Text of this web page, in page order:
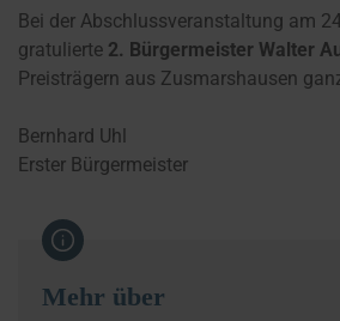
Bei der Abschlussveranstaltung am
gratulierte 2. Bürgermeister Walter
Preisträgern aus Zusmarshausen
Bernhard Uhl
Erster Bürgermeister
Mehr über